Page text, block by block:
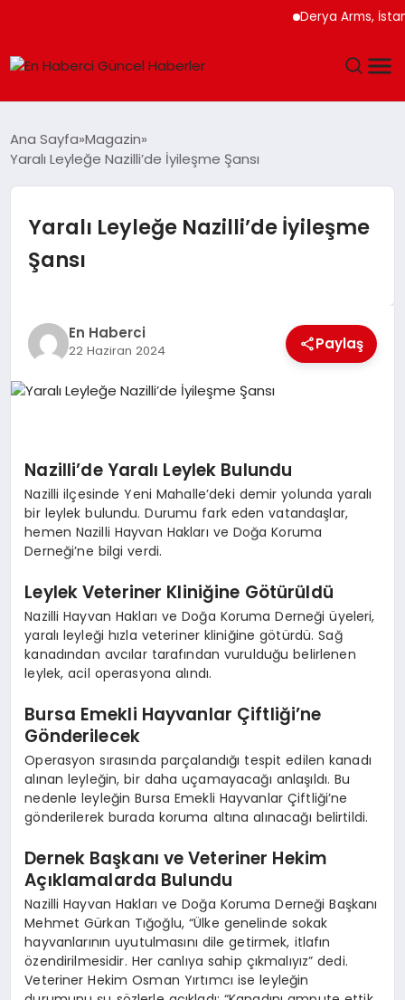
Derya Arms,
SAĞLIK
TEKNOLOJI
DÜNYA
SIYASET
Ana Sayfa Magazin
Yaralı Leyleğe Nazilli’de İyileşme Şansı
Yaralı Leyleğe Nazilli’de İyileşme
Şansı
En Haberci
22 Haziran 2024 Paylaş
Nazilli’de Yaralı Leylek Bulundu
Nazilli ilçesinde Yeni Mahalle’deki demir yolunda yaralı
bir leylek bulundu. Durumu fark eden vatandaşlar,
hemen Nazilli Hayvan Hakları ve Doğa Koruma
Derneği’ne bilgi verdi.
Leylek Veteriner Kliniğine Götürüldü
Nazilli Hayvan Hakları ve Doğa Koruma Derneği üyeleri,
yaralı leyleği hızla veteriner kliniğine götürdü. Sağ
kanadından avcılar tarafından vurulduğu belirlenen
leylek, acil operasyona alındı.
Bursa Emekli Hayvanlar Çiftliği’ne
Gönderilecek
Operasyon sırasında parçalandığı tespit edilen kanadı
alınan leyleğin, bir daha uçamayacağı anlaşıldı. Bu
nedenle leyleğin Bursa Emekli Hayvanlar Çiftliği’ne
gönderilerek burada koruma altına alınacağı belirtildi.
Dernek Başkanı ve Veteriner Hekim
Açıklamalarda Bulundu
Nazilli Hayvan Hakları ve Doğa Koruma Derneği Başkanı
Mehmet Gürkan Tığoğlu, “Ülke genelinde sokak
hayvanlarının uyutulmasını dile getirmek, itlafın
özendirilmesidir. Her canlıya sahip çıkmalıyız” dedi.
Veteriner Hekim Osman Yırtımcı ise leyleğin